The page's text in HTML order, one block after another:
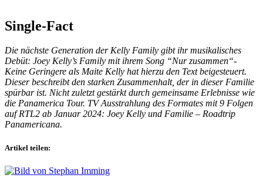
Single-Fact
Die nächste Generation der Kelly Family gibt ihr musikalisches
Debüt: Joey Kelly’s Family mit ihrem Song “Nur zusammen“-
Keine Geringere als Maite Kelly hat hierzu den Text beigesteuert.
Dieser beschreibt den starken Zusammenhalt, der in dieser Familie
spürbar ist. Nicht zuletzt gestärkt durch gemeinsame Erlebnisse wie
die Panamerica Tour. TV Ausstrahlung des Formates mit 9 Folgen
auf RTL2 ab Januar 2024: Joey Kelly und Familie – Roadtrip
Panamericana.
Artikel teilen: